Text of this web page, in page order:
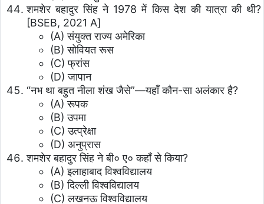
शमशेर बहादुर सिंह ने 1978 में किस देश की यात्रा की थी?
[BSEB, 2021 A]
(A) संयुक्त राज्य अमेरिका
(B) सोवियत रूस
(C) फ्रांस
(D) जापान
“नभ था बहुत नीला शंख जैसे”—यहाँ कौन-सा अलंकार है?
(A) रूपक
(B) उपमा
(C) उत्प्रेक्षा
(D) अनुप्रास
शमशेर बहादुर सिंह ने बी० ए० कहाँ से किया?
(A) इलाहाबाद विश्वविद्यालय
(B) दिल्ली विश्वविद्यालय
(C) लखनऊ विश्वविद्यालय